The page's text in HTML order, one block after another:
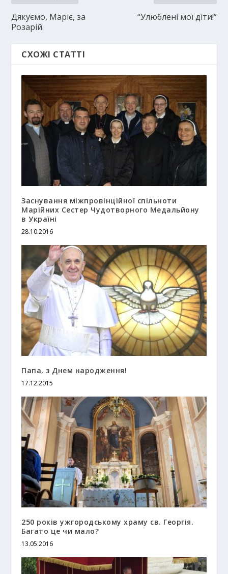
Дякуємо, Маріє, за
Розарій
“Улюблені мої діти!”
СХОЖІ СТАТТІ
Заснування міжпровінційної спільноти
Марійних Сестер Чудотворного Медальйону
в Україні
28.10.2016
Папа, з Днем народження!
17.12.2015
250 років ужгородському храму св. Георгія.
Багато це чи мало?
13.05.2016